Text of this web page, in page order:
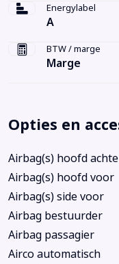
Energylabel
A
BTW / marge
Marge
Opties en
Airbag(s) hoofd
Airbag(s) hoofd voor
Airbag(s) side voor
Airbag bestuurder
Airbag passagier
Airco automatisch